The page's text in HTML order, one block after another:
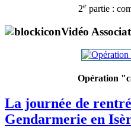
2epartie :
Vidéo
Opération
La journée de
Gendarmerie en